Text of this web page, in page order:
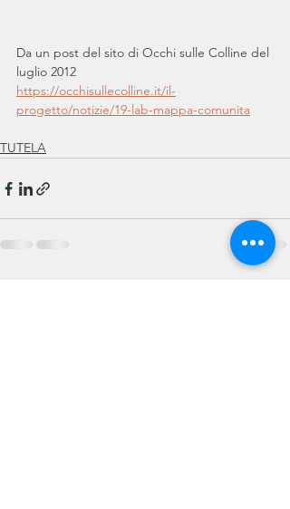
Da un post del sito di Occhi sulle Colline del
luglio 2012
https://occhisullecolline.it/il-
progetto/notizie/19-lab-mappa-comunita
TUTELA